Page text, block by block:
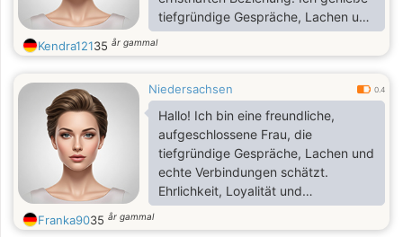
tiefgründige Gespräche, Lachen und
wertvolle Zeit mit Menschen, die mir
am Herzen liegen. Ich glaube, dass
eine gute Kommunikation das
Fundament einer glücklichen
Beziehung bilden. Wenn du es ernst
meinst und bereit für etwas Echtes
bist, würde ich mich freuen, dich
kennenzulernen.
Kendra12135 år gammal
Niedersachsen 0.4
Hallo! Ich bin eine freundliche,
aufgeschlossene Frau, die
tiefgründige Gespräche, Lachen und
echte Verbindungen schätzt.
Ehrlichkeit, Loyalität und
gegenseitiger Respekt sind mir
wichtig – und ich suche jemanden,
Franka9035 år gammal